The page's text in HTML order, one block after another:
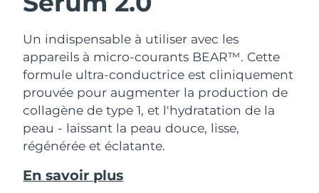
Un indispensable à utiliser avec les
appareils à micro-courants BEAR™. Cette
formule ultra-conductrice est cliniquement
prouvée pour augmenter la production de
collagène de type 1, et l'hydratation de la
peau - laissant la peau douce, lisse,
régénérée et éclatante.
En savoir plus